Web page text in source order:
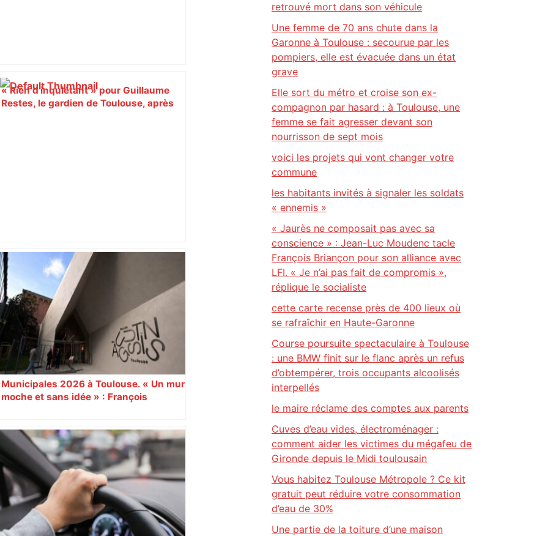
« Rien d'inquiétant » pour Guillaume
Restes, le gardien de Toulouse, après
Alliance PS/LFI à Toulouse : Marc
Sztulman claque la porte – RMC
Municipales 2026 à Toulouse. « Un mur
moche et sans idée » : François
Augustins
retrouvé mort dans son véhicule
Une femme de 70 ans chute dans la
Garonne à Toulouse : secourue par les
pompiers, elle est évacuée dans un état
grave
Elle sort du métro et croise son ex-
compagnon par hasard : à Toulouse, une
femme se fait agresser devant son
nourrisson de sept mois
voici les projets qui vont changer votre
commune
les habitants invités à signaler les soldats
« ennemis »
« Jaurès ne composait pas avec sa
conscience » : Jean-Luc Moudenc tacle
François Briançon pour son alliance avec
LFI. « Je n’ai pas fait de compromis »,
réplique le socialiste
cette carte recense près de 400 lieux où
se rafraîchir en Haute-Garonne
Course poursuite spectaculaire à Toulouse
: une BMW finit sur le flanc après un refus
d’obtempérer, trois occupants alcoolisés
interpellés
le maire réclame des comptes aux parents
Cuves d’eau vides, électroménager :
comment aider les victimes du mégafeu de
Gironde depuis le Midi toulousain
Vous habitez Toulouse Métropole ? Ce kit
gratuit peut réduire votre consommation
d’eau de 30%
Une partie de la toiture d’une maison